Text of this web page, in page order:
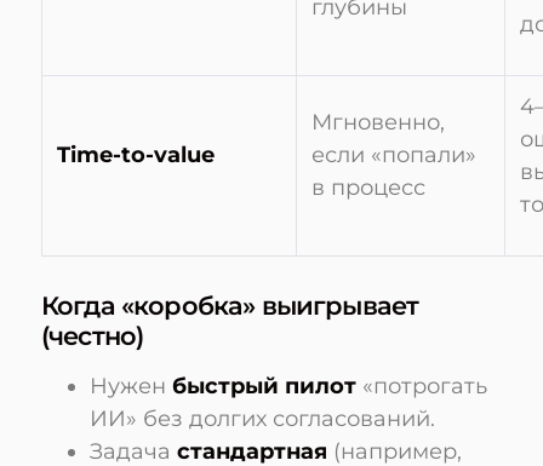
глубины
Time-to-value
Мгновенно,
если «попали»
в процесс
Когда «коробка» выигрывает
(честно)
Нужен быстрый пилот «потрогать
ИИ» без долгих согласований.
Задача стандартная (например,